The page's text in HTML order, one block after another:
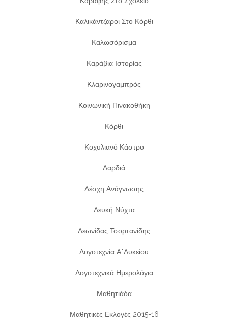
Καλικάντζαροι Στο Κόρθι
Καλωσόρισμα
Καράβια Ιστορίας
Κλαρινογαμπρός
Κοινωνική Πινακοθήκη
Κόρθι
Κοχυλιανό Κάστρο
Λαρδιά
Λέσχη Ανάγνωσης
Λευκή Νύχτα
Λεωνίδας Τσορτανίδης
Λογοτεχνία Α΄λυκείου
Λογοτεχνικά Ημερολόγια
Μαθητιάδα
Μαθητικές Εκλογές 2015-16